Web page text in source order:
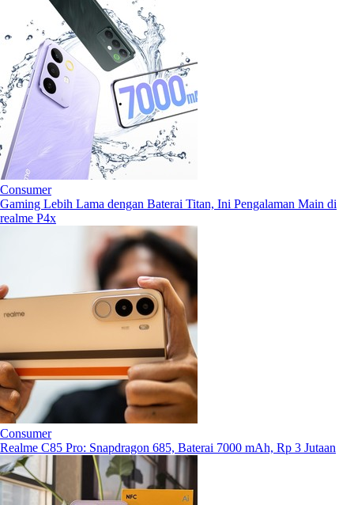
Consumer
Gaming Lebih Lama dengan Baterai Titan, Ini Pengalaman Main di
realme P4x
Consumer
Realme C85 Pro: Snapdragon 685, Baterai 7000 mAh, Rp 3 Jutaan